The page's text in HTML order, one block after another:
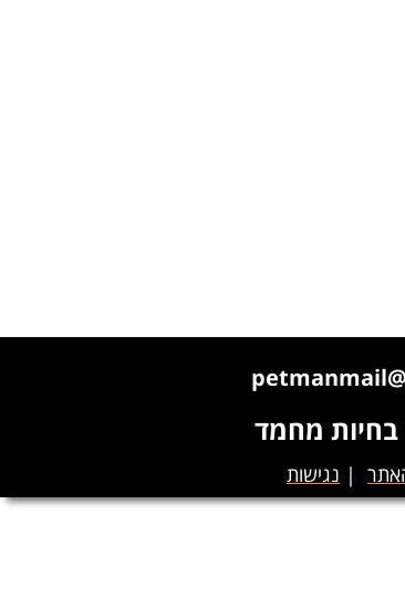
בחיות מחמד
| נגישות